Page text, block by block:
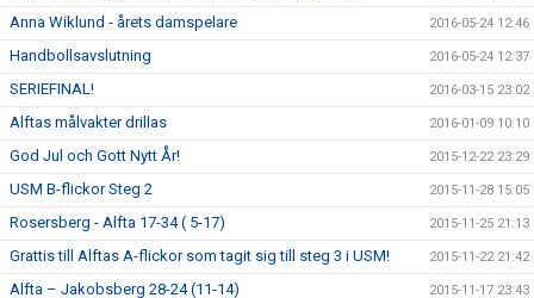
Anna Wiklund - årets damspelare 2016-05-24 12:46
Handbollsavslutning 2016-05-24 12:37
SERIEFINAL! 2016-03-15 23:02
Alftas målvakter drillas 2016-01-09 10:10
God Jul och Gott Nytt År! 2015-12-22 23:29
USM B-flickor Steg 2 2015-11-28 15:05
Rosersberg - Alfta 17-34 ( 5-17) 2015-11-25 21:13
Grattis till Alftas A-flickor som tagit sig till steg 3 i USM! 2015-11-22 21:42
Alfta – Jakobsberg 28-24 (11-14) 2015-11-17 23:43